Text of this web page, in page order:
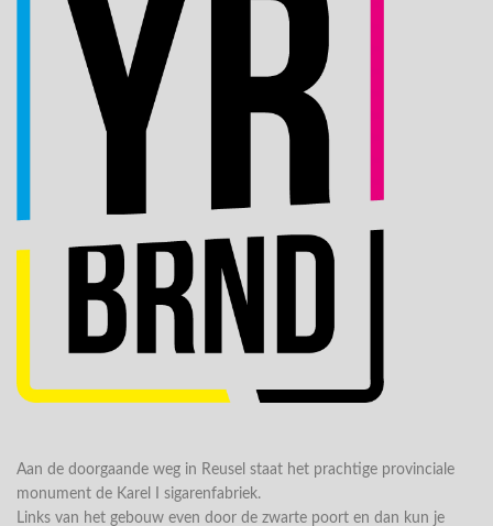
Aan de doorgaande weg in Reusel staat het prachtige provinciale
monument de Karel I sigarenfabriek.
Links van het gebouw even door de zwarte poort en dan kun je